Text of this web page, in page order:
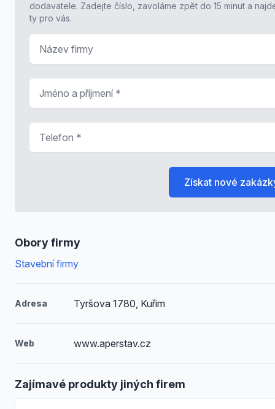
Obory firmy
Stavební firmy
Adresa Tyršova 1780, Kuřim
Web www.aperstav.cz
Zajímavé produkty jiných firem
dodavatele. Zadejte číslo, zavoláme zpět do 15 minut a
ty pro vás.
Získat nové